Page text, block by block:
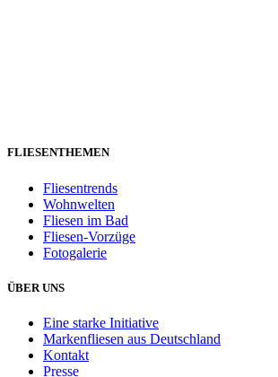
FLIESENTHEMEN
Fliesentrends
Wohnwelten
Fliesen im Bad
Fliesen-Vorzüge
Fotogalerie
ÜBER UNS
Eine starke Initiative
Markenfliesen aus Deutschland
Kontakt
Presse